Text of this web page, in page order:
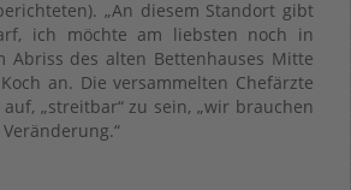
„An diesem Standort gibt
ich möchte am liebsten noch in
Abriss des alten Bettenhauses Mitte
an. Die versammelten Chefärzte
„streitbar“ zu sein, „wir brauchen